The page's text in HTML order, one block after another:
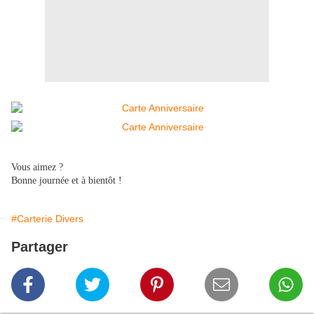
Vous aimez ?
Bonne journée et à bientôt !
#Carterie Divers
Partager